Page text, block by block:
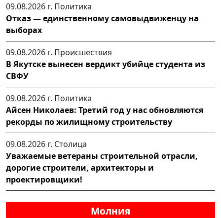
09.08.2026 г. Политика
Отказ — единственному самовыдвиженцу на
выборах
09.08.2026 г. Происшествия
В Якутске вынесен вердикт убийце студента из
СВФУ
09.08.2026 г. Политика
Айсен Николаев: Третий год у нас обновляются
рекорды по жилищному строительству
09.08.2026 г. Столица
Уважаемые ветераны строительной отрасли,
дорогие строители, архитекторы и
проектировщики!
Молния